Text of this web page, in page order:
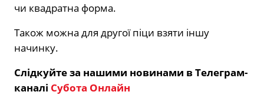
чи квадратна форма.
Також можна для другої піци взяти іншу
начинку.
Слідкуйте за нашими новинами в Телеграм-
каналі Субота Онлайн